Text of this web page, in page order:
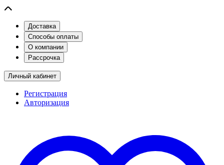
Доставка
Способы оплаты
О компании
Рассрочка
Личный кабинет
Регистрация
Авторизация